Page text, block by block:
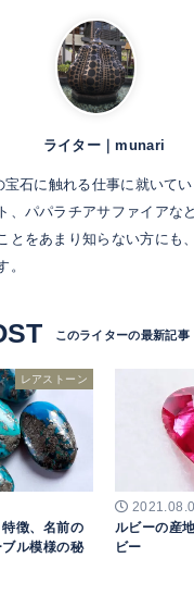
ライター｜munari
石に触れる仕事に就いて
、パパラチアサファイアな
とをあまり知らない方にも
。
レアストーン
徴、名前の
ル模様の秘
ルビーの産
ビー